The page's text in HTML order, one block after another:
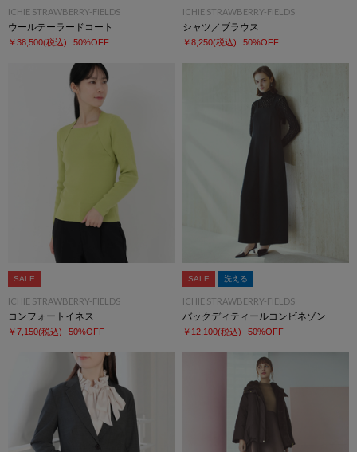
ICHIE STRAWBERRY-FIELDS
ウールテーラードコート
￥38,500(税込) 50%OFF
ICHIE STRAWBERRY-FIELDS
シャツ／ブラウス
￥8,250(税込) 50%OFF
SALE
ICHIE STRAWBERRY-FIELDS
コンフォートイネス
￥7,150(税込) 50%OFF
SALE 洗える
ICHIE STRAWBERRY-FIELDS
バックディティールコンビネゾン
￥12,100(税込) 50%OFF